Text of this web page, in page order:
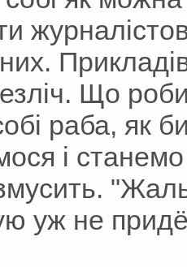
Що
раба, як
і
уж не